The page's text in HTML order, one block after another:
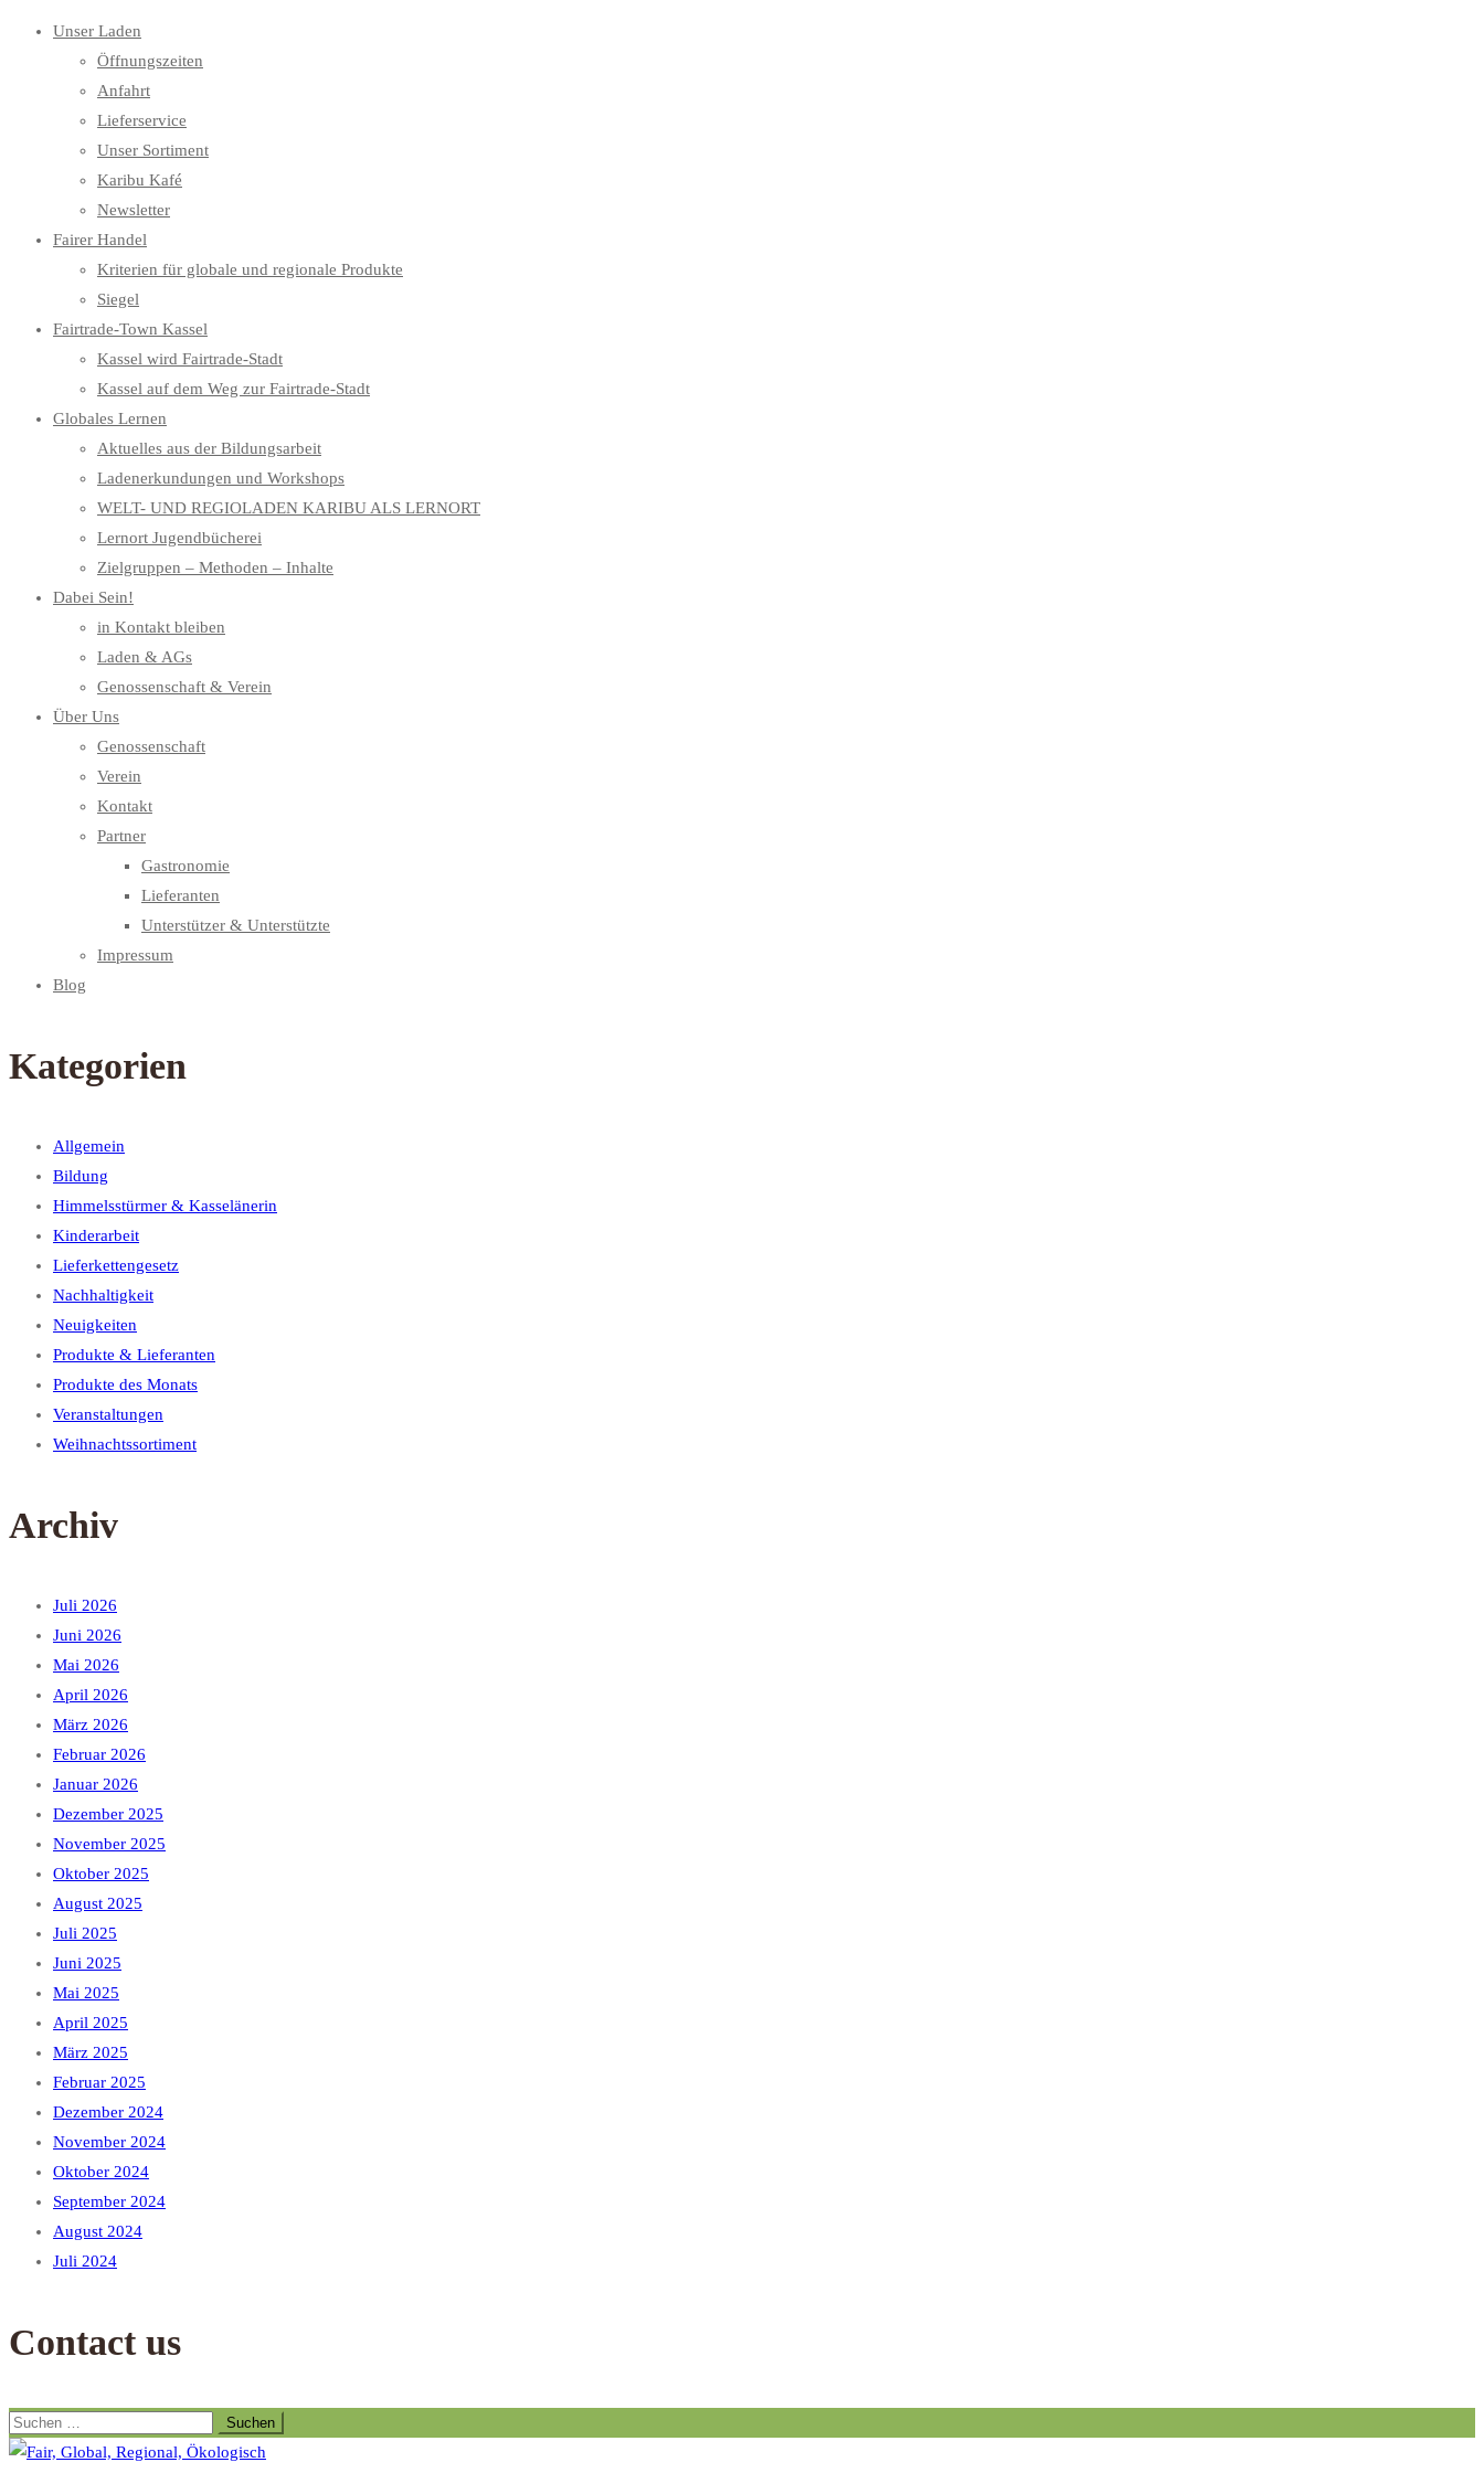
Unser Laden
Öffnungszeiten
Anfahrt
Lieferservice
Unser Sortiment
Karibu Kafé
Newsletter
Fairer Handel
Kriterien für globale und regionale Produkte
Siegel
Fairtrade-Town Kassel
Kassel wird Fairtrade-Stadt
Kassel auf dem Weg zur Fairtrade-Stadt
Globales Lernen
Aktuelles aus der Bildungsarbeit
Ladenerkundungen und Workshops
WELT- UND REGIOLADEN KARIBU ALS LERNORT
Lernort Jugendbücherei
Zielgruppen – Methoden – Inhalte
Dabei Sein!
in Kontakt bleiben
Laden & AGs
Genossenschaft & Verein
Über Uns
Genossenschaft
Verein
Kontakt
Partner
Gastronomie
Lieferanten
Unterstützer & Unterstützte
Impressum
Blog
Kategorien
Allgemein
Bildung
Himmelsstürmer & Kasselänerin
Kinderarbeit
Lieferkettengesetz
Nachhaltigkeit
Neuigkeiten
Produkte & Lieferanten
Produkte des Monats
Veranstaltungen
Weihnachtssortiment
Archiv
Juli 2026
Juni 2026
Mai 2026
April 2026
März 2026
Februar 2026
Januar 2026
Dezember 2025
November 2025
Oktober 2025
August 2025
Juli 2025
Juni 2025
Mai 2025
April 2025
März 2025
Februar 2025
Dezember 2024
November 2024
Oktober 2024
September 2024
August 2024
Juli 2024
Contact us
Suchen
nach: